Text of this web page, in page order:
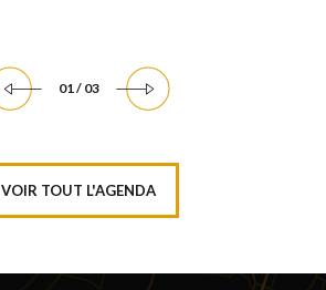
01 / 03
VOIR TOUT L'AGENDA